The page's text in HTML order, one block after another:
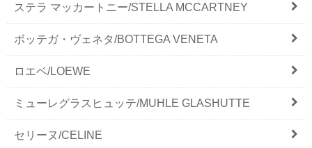
ステラ マッカートニー/STELLA MCCARTNEY
ボッテガ・ヴェネタ/BOTTEGA VENETA
ロエベ/LOEWE
ミューレグラスヒュッテ/MUHLE GLASHUTTE
セリーヌ/CELINE